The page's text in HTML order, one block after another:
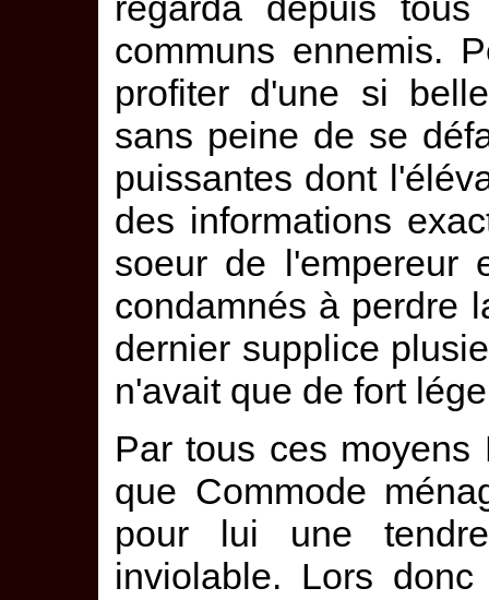
communs ennemis.
profiter d'une si
sans peine de se
puissantes dont
des informations
soeur de l'empereur
condamnés à perdre
dernier supplice
n'avait que de fort
Par tous ces
que Commode
pour lui une
inviolable. Lors